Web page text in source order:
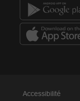
Accessibilité